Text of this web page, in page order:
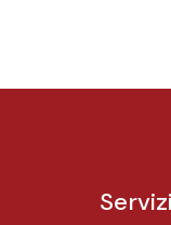
Servizi